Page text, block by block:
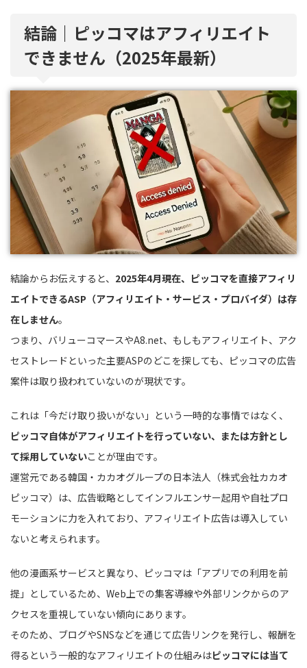
結論｜ピッコマはアフィリエイト
できません（2025年最新）
結論からお伝えすると、 2025年4月現在、ピッコマを直接アフィリ
エイトできるASP（アフィリエイト・サービス・プロバイダ）は存
在しません。
つまり、バリューコマースやA8.net、もしもアフィリエイト、アク
セストレードといった主要ASPのどこを探しても、ピッコマの広告
案件は取り扱われていないのが現状です。
これは「今だけ取り扱いがない」という一時的な事情ではなく、
ピッコマ自体がアフィリエイトを行っていない、または方針とし
て採用していないことが理由です。
運営元である韓国・カカオグループの日本法人（株式会社カカオ
ピッコマ）は、広告戦略としてインフルエンサー起用や自社プロ
モーションに力を入れており、アフィリエイト広告は導入してい
ないと考えられます。
他の漫画系サービスと異なり、ピッコマは「アプリでの利用を前
提」としているため、Web上での集客導線や外部リンクからのア
クセスを重視していない傾向にあります。
そのため、ブログやSNSなどを通じて広告リンクを発行し、報酬を
得るという一般的なアフィリエイトの仕組みはピッコマには当て